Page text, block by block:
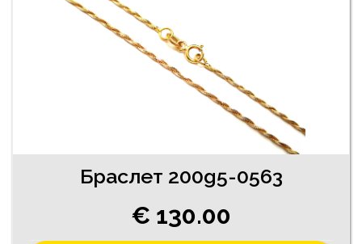
Браслет 200g5-0563
€ 130.00